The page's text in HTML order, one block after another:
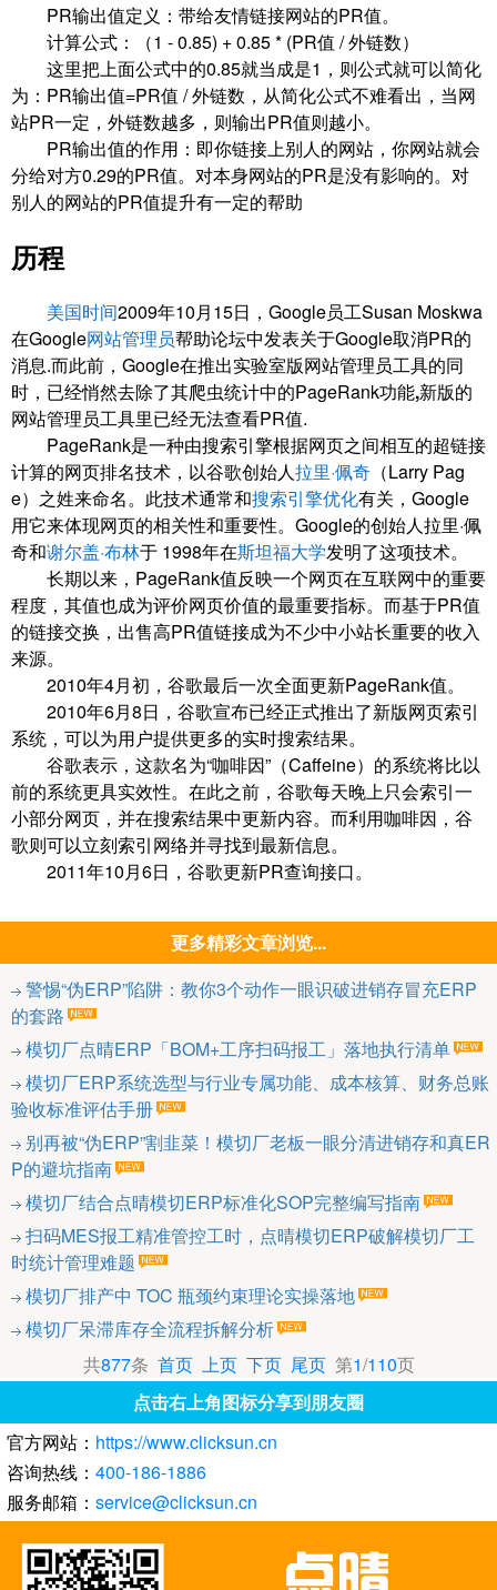
PR输出值定义：带给友情链接网站的PR值。
计算公式：（1 - 0.85) + 0.85 * (PR值 / 外链数）
这里把上面公式中的0.85就当成是1，则公式就可以简化
为：PR输出值=PR值 / 外链数，从简化公式不难看出，当网
站PR一定，外链数越多，则输出PR值则越小。
PR输出值的作用：即你链接上别人的网站，你网站就会
分给对方0.29的PR值。对本身网站的PR是没有影响的。对
别人的网站的PR值提升有一定的帮助
历程
美国时间2009年10月15日，Google员工Susan Moskwa
在Google网站管理员帮助论坛中发表关于Google取消PR的
消息.而此前，Google在推出实验室版网站管理员工具的同
时，已经悄然去除了其爬虫统计中的PageRank功能,新版的
网站管理员工具里已经无法查看PR值.
PageRank是一种由搜索引擎根据网页之间相互的超链接
计算的网页排名技术，以谷歌创始人拉里·佩奇 （Larry Pag
e）之姓来命名。此技术通常和搜索引擎优化有关，Google
用它来体现网页的相关性和重要性。Google的创始人拉里·佩
奇和谢尔盖·布林于 1998年在斯坦福大学发明了这项技术。
长期以来，PageRank值反映一个网页在互联网中的重要
程度，其值也成为评价网页价值的最重要指标。而基于PR值
的链接交换，出售高PR值链接成为不少中小站长重要的收入
来源。
2010年4月初，谷歌最后一次全面更新PageRank值。
2010年6月8日，谷歌宣布已经正式推出了新版网页索引
系统，可以为用户提供更多的实时搜索结果。
谷歌表示，这款名为“咖啡因”（Caffeine）的系统将比以
前的系统更具实效性。在此之前，谷歌每天晚上只会索引一
小部分网页，并在搜索结果中更新内容。而利用咖啡因，谷
歌则可以立刻索引网络并寻找到最新信息。
2011年10月6日，谷歌更新PR查询接口。
更多精彩文章浏览...
警惕“伪ERP”陷阱：教你3个动作一眼识破进销存冒充ERP
的套路
模切厂点晴ERP「BOM+工序扫码报工」落地执行清单
模切厂ERP系统选型与行业专属功能、成本核算、财务总账
验收标准评估手册
别再被“伪ERP”割韭菜！模切厂老板一眼分清进销存和真ER
P的避坑指南
模切厂结合点晴模切ERP标准化SOP完整编写指南
扫码MES报工精准管控工时，点晴模切ERP破解模切厂工
时统计管理难题
模切厂排产中 TOC 瓶颈约束理论实操落地
模切厂呆滞库存全流程拆解分析
共877条 首页 上页 下页 尾页第1/110页
点击右上角图标分享到朋友圈
官方网站： https://www.clicksun.cn
咨询热线： 400-186-1886
服务邮箱： service@clicksun.cn